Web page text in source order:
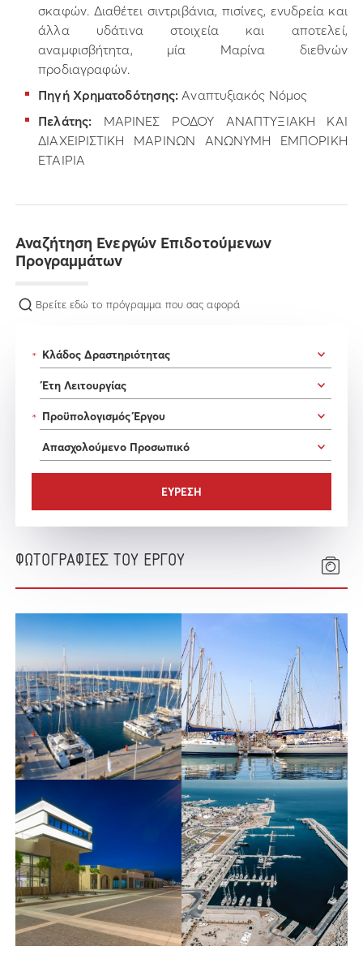
σκαφών. Διαθέτει σιντριβάνια, πισίνες, ενυδρεία και
άλλα υδάτινα στοιχεία και αποτελεί,
αναμφισβήτητα, μία Μαρίνα διεθνών
προδιαγραφών.
Πηγή Χρηματοδότησης: Αναπτυξιακός Νόμος
Πελάτης: ΜΑΡΙΝΕΣ ΡΟΔΟΥ ΑΝΑΠΤΥΞΙΑΚΗ ΚΑΙ
ΔΙΑΧΕΙΡΙΣΤΙΚΗ ΜΑΡΙΝΩΝ ΑΝΩΝΥΜΗ ΕΜΠΟΡΙΚΗ
ΕΤΑΙΡΙΑ
Αναζήτηση Ενεργών Επιδοτούμενων
Προγραμμάτων
Βρείτε εδώ το πρόγραμμα που σας αφορά
*
*
ΦΩΤΟΓΡΑΦΙΕΣ ΤΟΥ ΕΡΓΟΥ